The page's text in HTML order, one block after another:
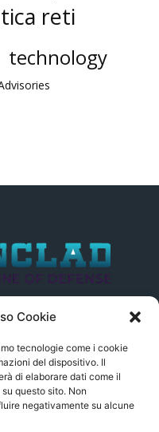
Cookie
tecnologie come i cookie
del dispositivo. Il
di elaborare dati come il
questo sito. Non
negativamente su alcune
reti
technology
segnalate né può essere
loro contenuti. Si precisa
NON sono da
del sito GenSys.it, ad
pubblicati nel blog.